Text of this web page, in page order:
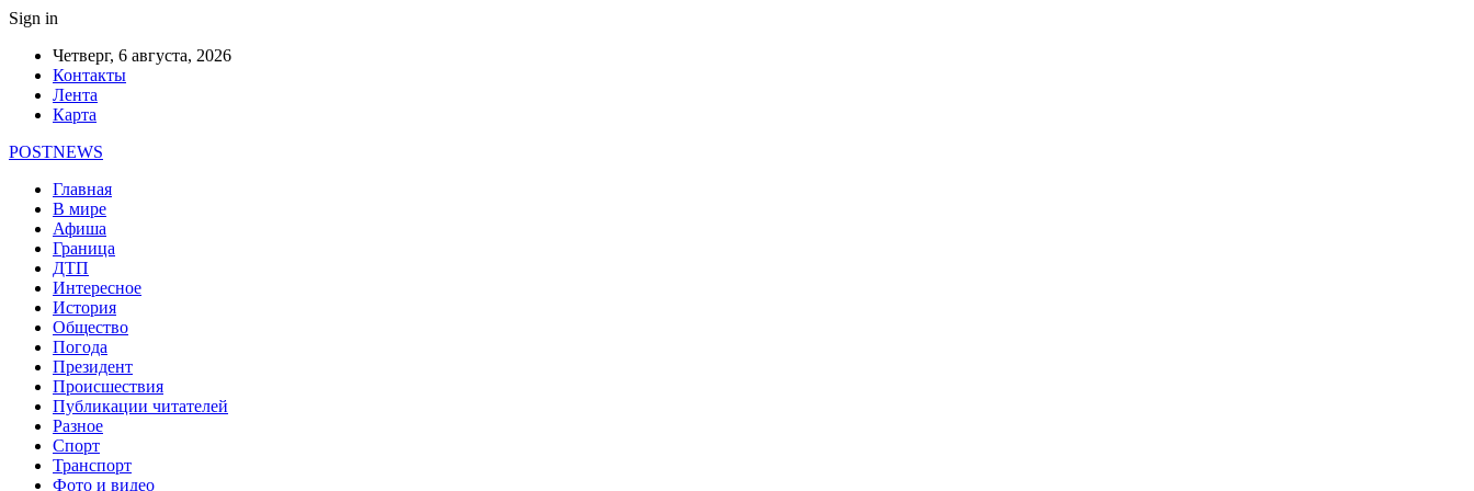
Sign in
Четверг, 6 августа, 2026
Контакты
Лента
Карта
POSTNEWS
Главная
В мире
Афиша
Граница
ДТП
Интересное
История
Общество
Погода
Президент
Происшествия
Публикации читателей
Разное
Спорт
Транспорт
Фото и видео